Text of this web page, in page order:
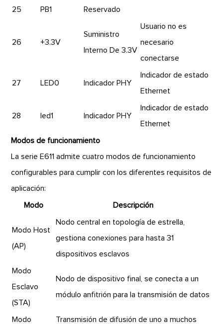
25 PB1 Reservado
26 +3.3V
Suministro
Interno De 3.3V
Usuario no es
necesario
conectarse
27 LED0 Indicador PHY
Indicador de estado
Ethernet
28 led1 Indicador PHY
Indicador de estado
Ethernet
Modos de funcionamiento
La serie E611 admite cuatro modos de funcionamiento
configurables para cumplir con los diferentes requisitos de
aplicación:
Modo Descripción
Modo Host
(AP)
Nodo central en topología de estrella,
gestiona conexiones para hasta 31
dispositivos esclavos
Modo
Esclavo
(STA)
Nodo de dispositivo final, se conecta a un
módulo anfitrión para la transmisión de datos
Modo
Transmisión de difusión de uno a muchos